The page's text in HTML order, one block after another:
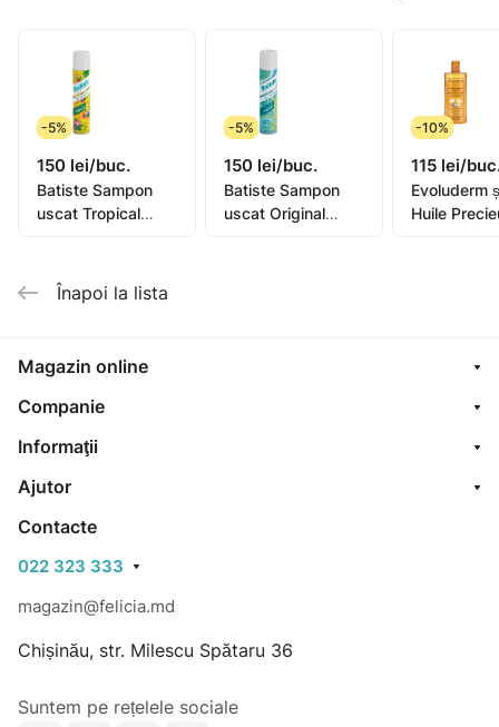
-5%
150 lei/buc.
Batiste Sampon
uscat Tropical
-5%
150 lei/buc.
Batiste Sampon
uscat Original
-10%
115 lei/
Evoluderm
Huile
Înapoi la lista
Magazin online
Companie
Informaţii
Ajutor
Contacte
022 323 333
magazin@felicia.md
Chișinău, str. Milescu Spătaru 36
Suntem pe rețelele sociale